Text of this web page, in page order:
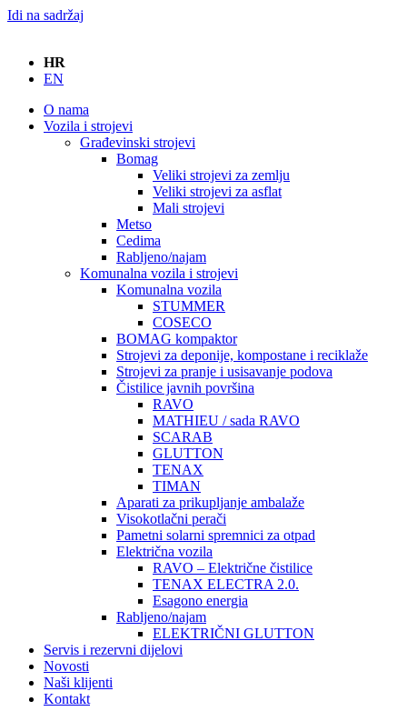
Idi na sadržaj
HR
EN
O nama
Vozila i strojevi
Građevinski strojevi
Bomag
Veliki strojevi za zemlju
Veliki strojevi za asflat
Mali strojevi
Metso
Cedima
Rabljeno/najam
Komunalna vozila i strojevi
Komunalna vozila
STUMMER
COSECO
BOMAG kompaktor
Strojevi za deponije, kompostane i reciklaže
Strojevi za pranje i usisavanje podova
Čistilice javnih površina
RAVO
MATHIEU / sada RAVO
SCARAB
GLUTTON
TENAX
TIMAN
Aparati za prikupljanje ambalaže
Visokotlačni perači
Pametni solarni spremnici za otpad
Električna vozila
RAVO – Električne čistilice
TENAX ELECTRA 2.0.
Esagono energia
Rabljeno/najam
ELEKTRIČNI GLUTTON
Servis i rezervni dijelovi
Novosti
Naši klijenti
Kontakt